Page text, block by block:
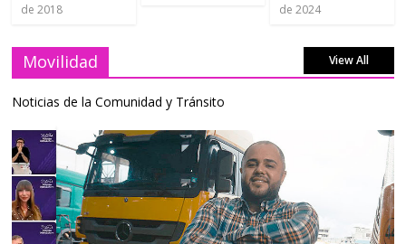
de 2018
de 2024
Movilidad View All
Noticias de la Comunidad y Tránsito